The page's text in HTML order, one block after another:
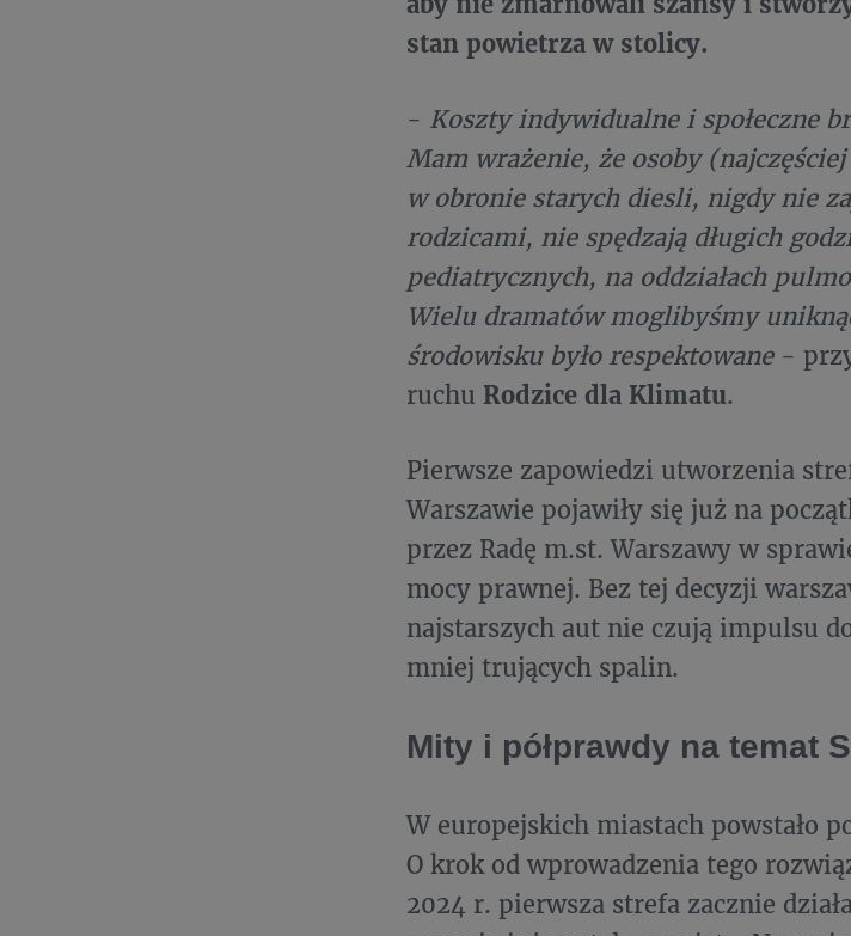
stan powietrza w stolicy.
- Koszty indywidualne i społeczne
Mam wrażenie, że osoby
w obronie starych diesli, nigdy nie
rodzicami, nie spędzają długich
pediatrycznych, na oddziałach
Wielu dramatów moglibyśmy
środowisku było respektowane-
ruchu Rodzice dla Klimatu.
Pierwsze zapowiedzi utworzenia
Warszawie pojawiły się już na
przez Radę m.st. Warszawy w
mocy prawnej. Bez tej decyzji
najstarszych aut nie czują impulsu
mniej trujących spalin.
Mity i półprawdy na temat
W europejskich miastach powstało
O krok od wprowadzenia tego
2024 r. pierwsza strefa zacznie